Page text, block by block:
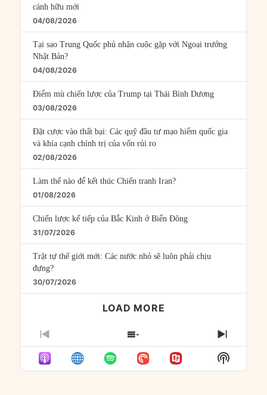
cánh hữu mới
04/08/2026
Tại sao Trung Quốc phủ nhận cuộc gặp với Ngoại trưởng
Nhật Bản?
04/08/2026
Điểm mù chiến lược của Trump tại Thái Bình Dương
03/08/2026
Đặt cược vào thất bại: Các quỹ đầu tư mạo hiểm quốc gia
và khía cạnh chính trị của vốn rủi ro
02/08/2026
Làm thế nào để kết thúc Chiến tranh Iran?
01/08/2026
Chiến lược kế tiếp của Bắc Kinh ở Biển Đông
31/07/2026
Trật tự thế giới mới: Các nước nhỏ sẽ luôn phải chịu
đựng?
30/07/2026
LOAD MORE
PREVIOUS
EPISODE
SHOW
EPISODES
LIST
NEXT
Show
Podcast